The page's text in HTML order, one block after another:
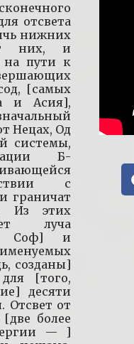
отсвета
нижних
них, и
на пути к
[самых
и Асия],
Нецах, Од
системы,
Б-
с
граничат
Из этих
луча
Соф] и
созданы]
[того,
десяти
Отсвет от
более
— ]